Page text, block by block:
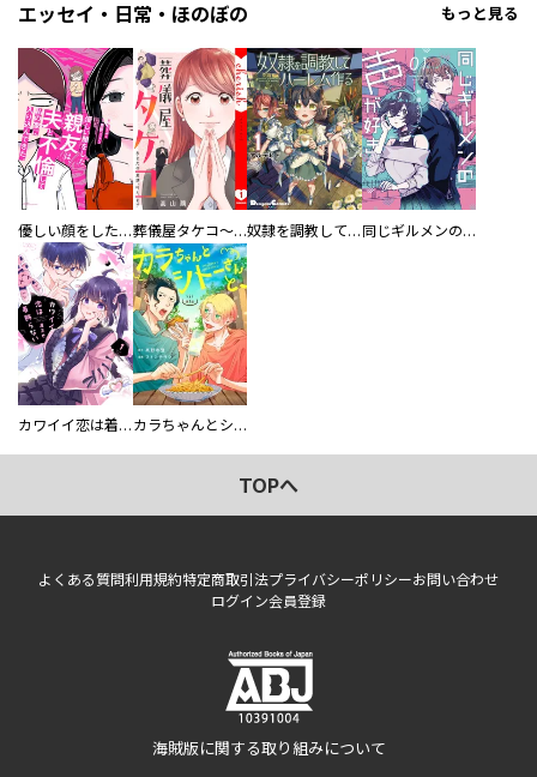
エッセイ・日常・ほのぼの もっと見る
優しい顔をした親友は、夫と不倫して私の家に入り込んできた。 葬儀屋タケコ～あなたの最期、叶えます【電子単行本版】 奴隷を調教してハーレム作る 同じギルメンの声が好き
カワイイ恋は着飾らない カラちゃんとシトーさんと、 【分冊版】
TOPへ
よくある質問利用規約特定商取引法プライバシーポリシーお問い合わせ
ログイン会員登録
海賊版に関する取り組みについて